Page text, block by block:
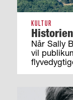
KULTUR
Når Sally
vil